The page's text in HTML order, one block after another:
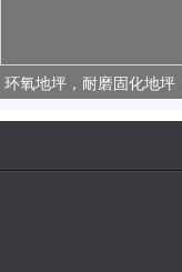
环氧地坪，耐磨固化地坪
起砂、起尘问题